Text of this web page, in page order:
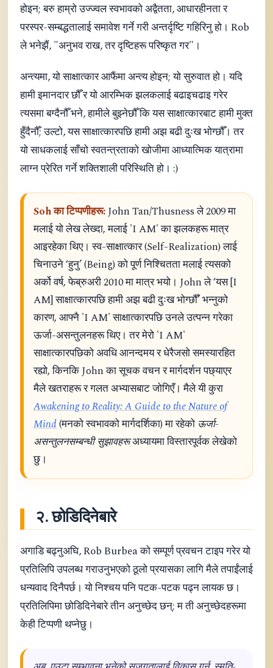
होइन; बरु हाम्रो उज्ज्वल स्वभावको अद्वैतता, आधारहीनता र
परस्पर-सम्बद्धतालाई समावेश गर्ने गरी अन्तर्दृष्टि गहिरिनु हो। Rob
ले भनेझैं, "अनुभव राख, तर दृष्टिहरू परिष्कृत गर"।
अन्त्यमा, यो साक्षात्कार आफैंमा अन्त्य होइन; यो सुरुवात हो। यदि
हामी इमानदार छौँ र यो आरम्भिक झलकलाई बढाइचढाइ गरेर
त्यसमा बग्दैनौँ भने, हामीले बुझ्नेछौँ कि यस साक्षात्कारबाट हामी मुक्त
हुँदैनौँ; उल्टो, यस साक्षात्कारपछि हामी अझ बढी दुःख भोग्छौँ। तर
यो साधकलाई साँचो स्वतन्त्रताको खोजीमा आध्यात्मिक यात्रामा
लाग्न प्रेरित गर्ने शक्तिशाली परिस्थिति हो। :)
Soh का टिप्पणीहरू:John Tan/Thusness ले 2009 मा
मलाई यो लेख लेख्दा, मलाई 'I AM' का झलकहरू मात्र
आइरहेका थिए। स्व-साक्षात्कार (Self-Realization) लाई
चिनाउने ‘हुनु’ (Being) को पूर्ण निश्चितता मलाई त्यसको
अर्को वर्ष, फेब्रुअरी 2010 मा मात्र भयो। John ले ‘यस [I
AM] साक्षात्कारपछि हामी अझ बढी दुःख भोग्छौँ’ भन्नुको
कारण, आफ्नै 'I AM' साक्षात्कारपछि उनले उत्पन्न गरेका
ऊर्जा-असन्तुलनहरू थिए। तर मेरो 'I AM'
साक्षात्कारपछिको अवधि आनन्दमय र धेरैजसो समस्यारहित
रह्यो, किनकि John का सूचक वचन र मार्गदर्शन पछ्याएर
मैले खतराहरू र गलत अभ्यासबाट जोगिएँ। मैले यी कुरा
Awakening to Reality: A Guide to the Nature of
Mind(मनको स्वभावको मार्गदर्शिका) मा रहेको ऊर्जा-
असन्तुलनसम्बन्धी सुझावहरूअध्यायमा विस्तारपूर्वक लेखेको
छु।
२. छोडिदिनेबारे
अगाडि बढ्नुअघि, Rob Burbea को सम्पूर्ण प्रवचन टाइप गरेर यो
प्रतिलिपि उपलब्ध गराउनुभएको ठूलो प्रयासका लागि मैले तपाईंलाई
धन्यवाद दिनैपर्छ। यो निश्चय पनि पटक-पटक पढ्न लायक छ।
प्रतिलिपिमा छोडिदिनेबारे तीन अनुच्छेद छन्; म ती अनुच्छेदहरूमा
केही टिप्पणी थप्नेछु।